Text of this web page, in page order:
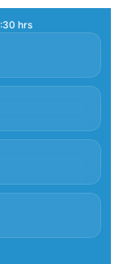
hrs